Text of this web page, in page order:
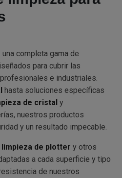
completa gama de
para cubrir las
e industriales.
hasta soluciones específicas
de cristal y
nuestros productos
y un resultado impecable.
limpieza de plotter y otros
a cada superficie y tipo
de nuestros